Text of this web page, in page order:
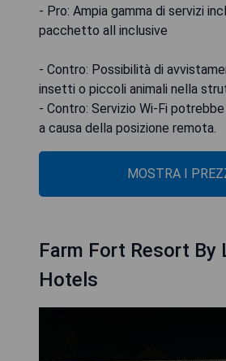
- Pro: Ampia gamma di servizi
pacchetto all inclusive
- Contro: Possibilità di
insetti o piccoli animali nella
- Contro: Servizio Wi-Fi
a causa della posizione remota.
MOSTRA I
Farm Fort Resort By
Hotels